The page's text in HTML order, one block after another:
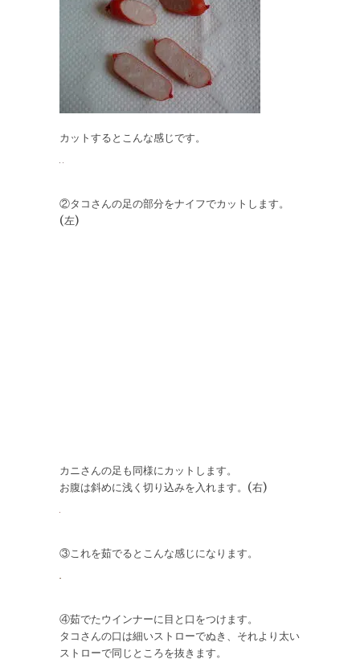
カットするとこんな感じです。
②タコさんの足の部分をナイフでカットします。
(左)
カニさんの足も同様にカットします。
お腹は斜めに浅く切り込みを入れます。(右)
③これを茹でるとこんな感じになります。
④茹でたウインナーに目と口をつけます。
タコさんの口は細いストローでぬき、それより太い
ストローで同じところを抜きます。